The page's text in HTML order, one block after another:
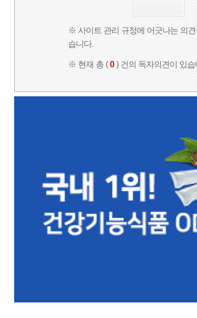
※ 사이트 관리 규정에 어긋나는 의
습니다.
※ 현재 총 (0) 건의 독자의견이 있습